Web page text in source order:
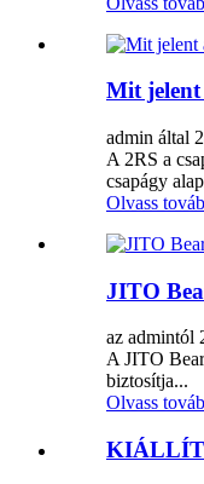
Mit jelent
admin által
A 2RS a
csapágy
Olvass
JITO
az admintól
A JITO
biztosítja...
Olvass